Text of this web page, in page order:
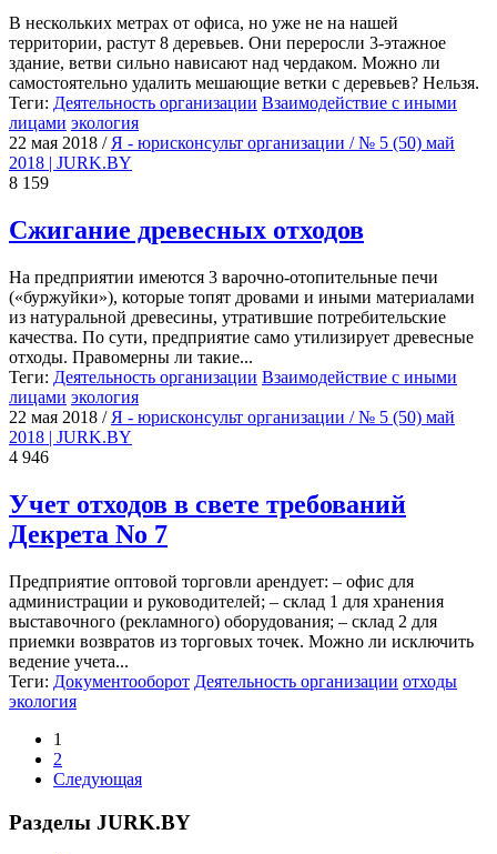
В нескольких метрах от офиса, но уже не на нашей
территории, растут 8 деревьев. Они переросли 3-этажное
здание, ветви сильно нависают над чердаком. Можно ли
самостоятельно удалить мешающие ветки с деревьев? Нельзя.
Теги: Деятельность организации Взаимодействие с иными
лицами экология
22 мая 2018 / Я - юрисконсульт организации / № 5 (50) май
2018 | JURK.BY
8 159
Сжигание древесных отходов
На предприятии имеются 3 варочно-отопительные печи
(«буржуйки»), которые топят дровами и иными материалами
из натуральной древесины, утратившие потребительские
качества. По сути, предприятие само утилизирует древесные
отходы. Правомерны ли такие...
Теги: Деятельность организации Взаимодействие с иными
лицами экология
22 мая 2018 / Я - юрисконсульт организации / № 5 (50) май
2018 | JURK.BY
4 946
Учет отходов в свете требований
Декрета No 7
Предприятие оптовой торговли арендует: – офис для
администрации и руководителей; – склад 1 для хранения
выставочного (рекламного) оборудования; – склад 2 для
приемки возвратов из торговых точек. Можно ли исключить
ведение учета...
Теги: Документооборот Деятельность организации отходы
экология
1
2
Следующая
Разделы JURK.BY